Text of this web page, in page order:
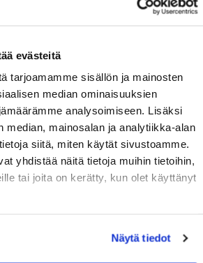
evästeitä
tarjoamamme sisällön ja mainosten
median ominaisuuksien
analysoimiseen. Lisäksi
median, mainosalan ja analytiikka-alan
siitä, miten käytät sivustoamme.
yhdistää näitä tietoja muihin tietoihin,
tai joita on kerätty, kun olet käyttänyt
Näytä tiedot